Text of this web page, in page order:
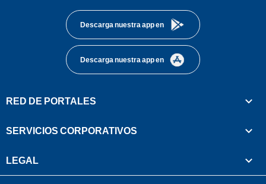
Descarga nuestra app en
Descarga nuestra app en
RED DE PORTALES
SERVICIOS CORPORATIVOS
LEGAL